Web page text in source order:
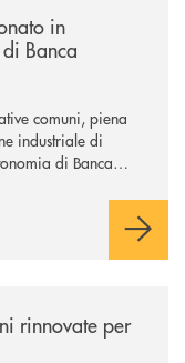
in
Banca
comuni, piena
industriale di
di Banca
dell’operazione.
rinnovate per